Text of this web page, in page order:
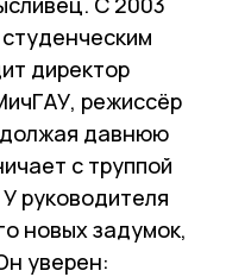
директор
режиссёр
давнюю
с труппой
руководителя
новых задумок,
уверен: